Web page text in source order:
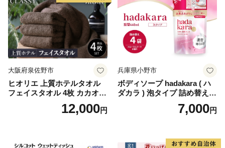
生活用品 無香料 トイレット
ペーパー ダブル といれっと
ぺーぱー トイレ クレシア ト
イレットペーパー [BDBH002
-1]
大阪府泉佐野市
ヒオリエ 上質ホテルタオル
フェイスタオル 4枚 カカオ
【タオル 泉州タオル 吸水 普
段使い 無地 シンプル 日用品
12,000円
兵庫県小野市
ボディソープ hadakara ( ハ
ダカラ ) 泡タイプ 詰め替え 4
40ml×4袋 ボディーソープ 泡
ボディソープ 泡 日用品 消耗
泡石鹸 石鹸 兵庫 兵庫県 小野
7,000円